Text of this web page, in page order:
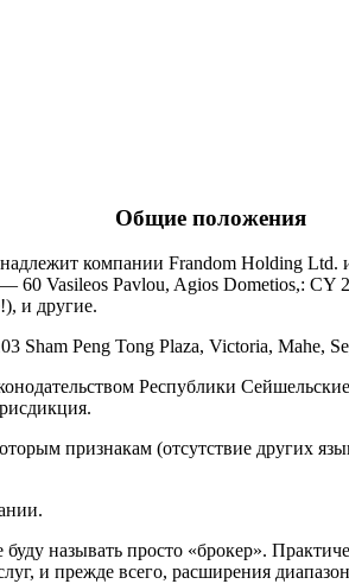
Общие положения
компании Frandom Holding Ltd.
Vasileos Pavlou, Agios Dometios,: CY
и другие.
Sham Peng Tong Plaza, Victoria, Mahe,
Республики
признакам (отсутствие других
называть просто «брокер».
и прежде всего, расширения